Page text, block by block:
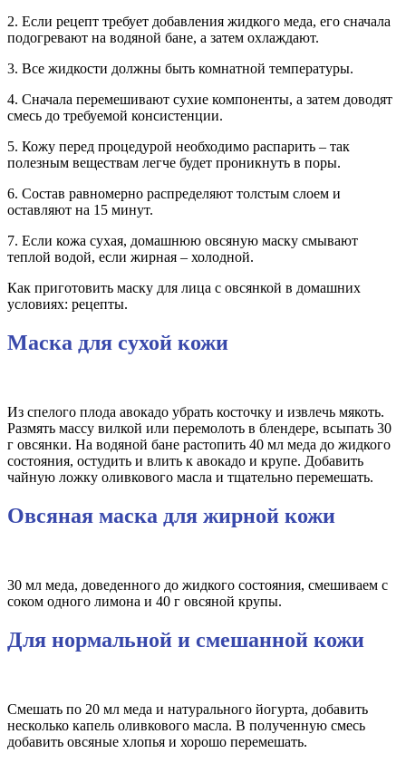
2. Если рецепт требует добавления жидкого меда, его сначала
подогревают на водяной бане, а затем охлаждают.
3. Все жидкости должны быть комнатной температуры.
4. Сначала перемешивают сухие компоненты, а затем доводят
смесь до требуемой консистенции.
5. Кожу перед процедурой необходимо распарить – так
полезным веществам легче будет проникнуть в поры.
6. Состав равномерно распределяют толстым слоем и
оставляют на 15 минут.
7. Если кожа сухая, домашнюю овсяную маску смывают
теплой водой, если жирная – холодной.
Как приготовить маску для лица с овсянкой в домашних
условиях: рецепты.
Маска для сухой кожи
Из спелого плода авокадо убрать косточку и извлечь мякоть.
Размять массу вилкой или перемолоть в блендере, всыпать 30
г овсянки. На водяной бане растопить 40 мл меда до жидкого
состояния, остудить и влить к авокадо и крупе. Добавить
чайную ложку оливкового масла и тщательно перемешать.
Овсяная маска для жирной кожи
30 мл меда, доведенного до жидкого состояния, смешиваем с
соком одного лимона и 40 г овсяной крупы.
Для нормальной и смешанной кожи
Смешать по 20 мл меда и натурального йогурта, добавить
несколько капель оливкового масла. В полученную смесь
добавить овсяные хлопья и хорошо перемешать.